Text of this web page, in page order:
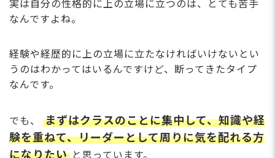
実は自分の性格的に上の立場に立つのは、とても苦手
なんですよね。
経験や経歴的に上の立場に立たなければいけないとい
うのはわかってはいるんですけど、断ってきたタイプ
なんです。
でも、
まずはクラスのことに集中して、知識や経
験を重ねて、リーダーとして周りに気を配れる方
になりたい と思っています。